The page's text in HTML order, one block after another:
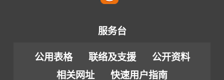
服务台
公用表格 联络及支援
公开资料
相关网址
快速用户指南